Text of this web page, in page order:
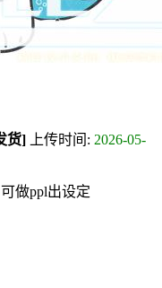
货] 上传时间: 2026-05-
做ppl出设定